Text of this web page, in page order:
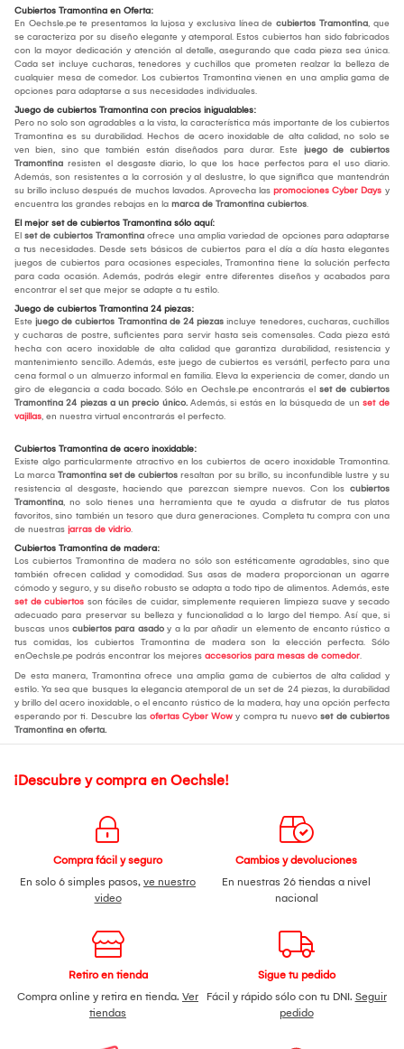
Cubiertos Tramontina en Oferta:
En Oechsle.pe te presentamos la lujosa y exclusiva línea de cubiertos Tramontina, que
se caracteriza por su diseño elegante y atemporal. Estos cubiertos han sido fabricados
con la mayor dedicación y atención al detalle, asegurando que cada pieza sea única.
Cada set incluye cucharas, tenedores y cuchillos que prometen realzar la belleza de
cualquier mesa de comedor. Los cubiertos Tramontina vienen en una amplia gama de
opciones para adaptarse a sus necesidades individuales.
Juego de cubiertos Tramontina con precios inigualables:
Pero no solo son agradables a la vista, la característica más importante de los cubiertos
Tramontina es su durabilidad. Hechos de acero inoxidable de alta calidad, no solo se
ven bien, sino que también están diseñados para durar. Este juego de cubiertos
Tramontina resisten el desgaste diario, lo que los hace perfectos para el uso diario.
Además, son resistentes a la corrosión y al deslustre, lo que significa que mantendrán
su brillo incluso después de muchos lavados. Aprovecha las promociones Cyber Days y
encuentra las grandes rebajas en la marca de Tramontina cubiertos.
El mejor set de cubiertos Tramontina sólo aquí:
El set de cubiertos Tramontina ofrece una amplia variedad de opciones para adaptarse
a tus necesidades. Desde sets básicos de cubiertos para el día a día hasta elegantes
juegos de cubiertos para ocasiones especiales, Tramontina tiene la solución perfecta
para cada ocasión. Además, podrás elegir entre diferentes diseños y acabados para
encontrar el set que mejor se adapte a tu estilo.
Juego de cubiertos Tramontina 24 piezas:
Este juego de cubiertos Tramontina de 24 piezas incluye tenedores, cucharas, cuchillos
y cucharas de postre, suficientes para servir hasta seis comensales. Cada pieza está
hecha con acero inoxidable de alta calidad que garantiza durabilidad, resistencia y
mantenimiento sencillo. Además, este juego de cubiertos es versátil, perfecto para una
cena formal o un almuerzo informal en familia. Eleva la experiencia de comer, dando un
giro de elegancia a cada bocado. Sólo en Oechsle.pe encontrarás el set de cubiertos
Tramontina 24 piezas a un precio único. Además, si estás en la búsqueda de un set de
vajillas, en nuestra virtual encontrarás el perfecto.
Cubiertos Tramontina de acero inoxidable:
Existe algo particularmente atractivo en los cubiertos de acero inoxidable Tramontina.
La marca Tramontina set de cubiertos resaltan por su brillo, su inconfundible lustre y su
resistencia al desgaste, haciendo que parezcan siempre nuevos. Con los cubiertos
Tramontina, no solo tienes una herramienta que te ayuda a disfrutar de tus platos
favoritos, sino también un tesoro que dura generaciones. Completa tu compra con una
de nuestras jarras de vidrio.
Cubiertos Tramontina de madera:
Los cubiertos Tramontina de madera no sólo son estéticamente agradables, sino que
también ofrecen calidad y comodidad. Sus asas de madera proporcionan un agarre
cómodo y seguro, y su diseño robusto se adapta a todo tipo de alimentos. Además, este
set de cubiertos son fáciles de cuidar, simplemente requieren limpieza suave y secado
adecuado para preservar su belleza y funcionalidad a lo largo del tiempo. Así que, si
buscas unos cubiertos para asado y a la par añadir un elemento de encanto rústico a
tus comidas, los cubiertos Tramontina de madera son la elección perfecta. Sólo
enOechsle.pe podrás encontrar los mejores accesorios para mesas de comedor.
De esta manera, Tramontina ofrece una amplia gama de cubiertos de alta calidad y
estilo. Ya sea que busques la elegancia atemporal de un set de 24 piezas, la durabilidad
y brillo del acero inoxidable, o el encanto rústico de la madera, hay una opción perfecta
esperando por ti. Descubre las ofertas Cyber Wow y compra tu nuevo set de cubiertos
Tramontina en oferta.
¡Descubre y compra en Oechsle!
Compra fácil y seguro
En solo 6 simples pasos, ve nuestro
video
Cambios y devoluciones
En nuestras 26 tiendas a nivel
nacional
Retiro en tienda
Compra online y retira en tienda. Ver
tiendas
Sigue tu pedido
Fácil y rápido sólo con tu DNI. Seguir
pedido